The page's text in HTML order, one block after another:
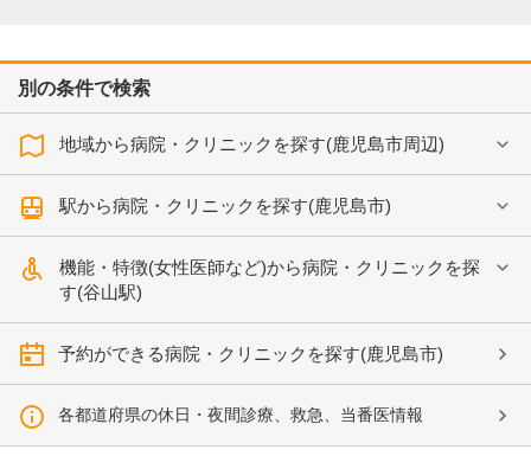
別の条件で検索
地域から病院・クリニックを探す(鹿児島市周辺)
駅から病院・クリニックを探す(鹿児島市)
機能・特徴(女性医師など)から病院・クリニックを探
す(谷山駅)
予約ができる病院・クリニックを探す(鹿児島市)
各都道府県の休日・夜間診療、救急、当番医情報